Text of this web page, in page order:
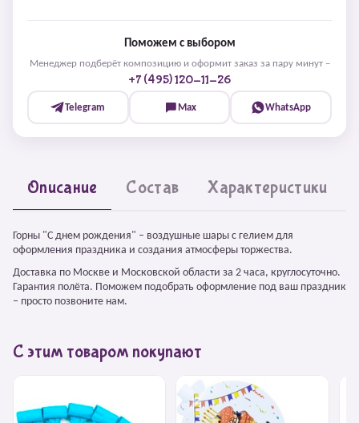
Поможем с выбором
Менеджер подберёт композицию и оформит заказ за пару минут –
+7 (495) 120-11-26
Telegram Max WhatsApp
Описание Состав Характеристики
Горны "С днем рождения" – воздушные шары с гелием для
оформления праздника и создания атмосферы торжества.
Доставка по Москве и Московской области за 2 часа, круглосуточно.
Гарантия полёта. Поможем подобрать оформление под ваш праздник
– просто позвоните нам.
С этим товаром покупают